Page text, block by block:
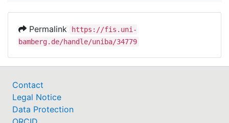
Permalink
https://fis.uni-
bamberg.de/handle/uniba/34779
Contact
Legal Notice
Data Protection